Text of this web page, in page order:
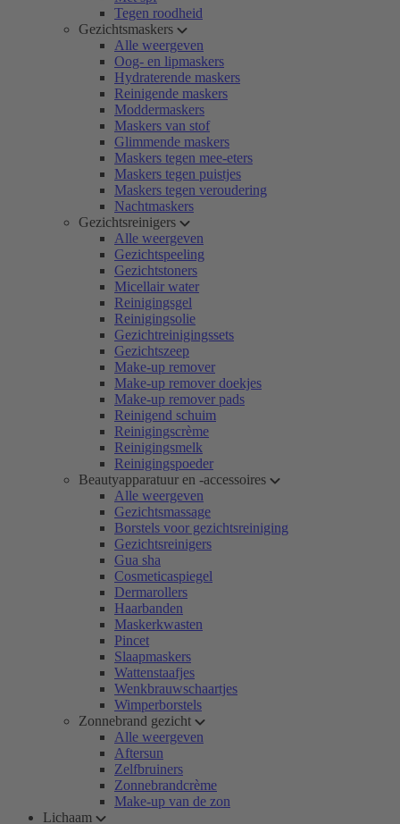
Tegen roodheid
Gezichtsmaskers
Alle weergeven
Oog- en lipmaskers
Hydraterende maskers
Reinigende maskers
Moddermaskers
Maskers van stof
Glimmende maskers
Maskers tegen mee-eters
Maskers tegen puistjes
Maskers tegen veroudering
Nachtmaskers
Gezichtsreinigers
Alle weergeven
Gezichtspeeling
Gezichtstoners
Micellair water
Reinigingsgel
Reinigingsolie
Gezichtreinigingssets
Gezichtszeep
Make-up remover
Make-up remover doekjes
Make-up remover pads
Reinigend schuim
Reinigingscrème
Reinigingsmelk
Reinigingspoeder
Beautyapparatuur en -accessoires
Alle weergeven
Gezichtsmassage
Borstels voor gezichtsreiniging
Gezichtsreinigers
Gua sha
Cosmeticaspiegel
Dermarollers
Haarbanden
Maskerkwasten
Pincet
Slaapmaskers
Wattenstaafjes
Wenkbrauwschaartjes
Wimperborstels
Zonnebrand gezicht
Alle weergeven
Aftersun
Zelfbruiners
Zonnebrandcrème
Make-up van de zon
Lichaam